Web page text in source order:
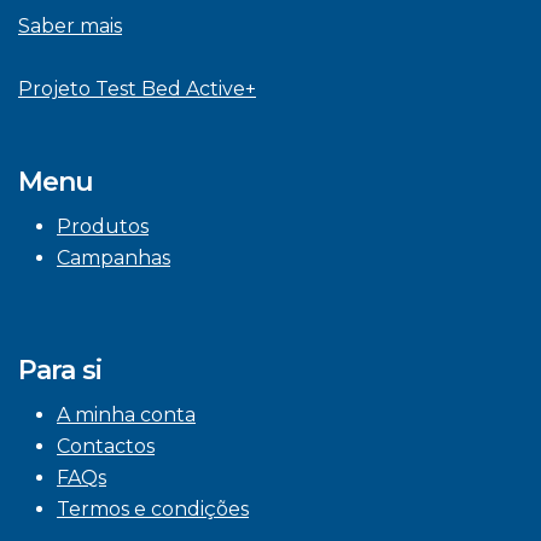
Saber mais
Projeto Test Bed Active+
Menu
Produtos
Campanhas
Para si
A minha conta
Contactos
FAQs
Termos e condições